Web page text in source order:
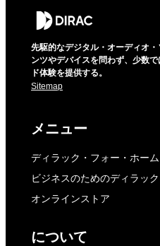
先駆的なデジタル・オーディオ
ンツやデバイスを問わず、少数
ド体験を提供する。
Sitemap
メニュー
ディラック・フォー・ホーム
ビジネスのためのディラック
オンラインストア
について